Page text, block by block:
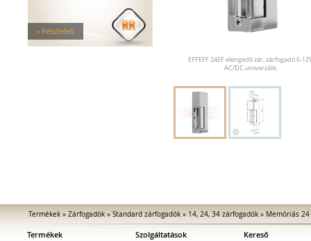
Tűzgátló zárfogadók
Nagy biztonságú zárfogadók
Zárfogadók üvegajtókhoz
» Részletek
EFFEFF 24EF elengedő zár, zárfogadó 6-
AC/DC univerzális
Termékek» Zárfogadók» Standard zárfogadók» 14, 24, 34 zárfogadók» Memóriás
Termékek
Szolgáltatások
Kereső